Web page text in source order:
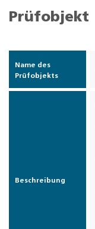
Prüfobjekt
Name des
Prüfobjekts
Beschreibung